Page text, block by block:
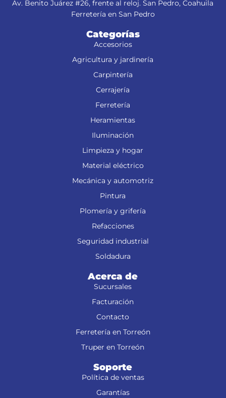
Av. Benito Juárez #26, frente al reloj. San Pedro, Coahuila
Ferretería en San Pedro
Categorías
Accesorios
Agricultura y jardinería
Carpintería
Cerrajería
Ferretería
Heramientas
Iluminación
Limpieza y hogar
Material eléctrico
Mecánica y automotriz
Pintura
Plomería y grifería
Refacciones
Seguridad industrial
Soldadura
Acerca de
Sucursales
Facturación
Contacto
Ferretería en Torreón
Truper en Torreón
Soporte
Política de ventas
Garantías